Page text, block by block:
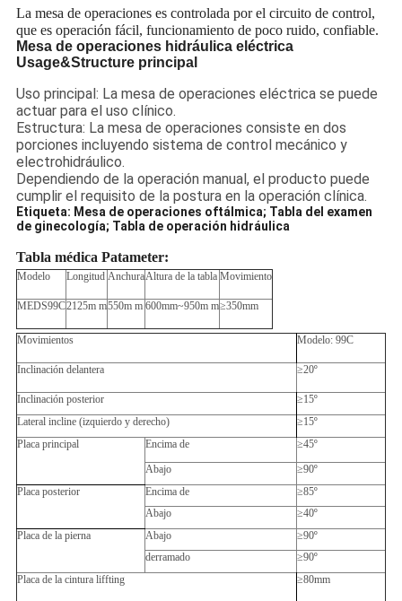
La mesa de operaciones es controlada por el circuito de control,
que es operación fácil, funcionamiento de poco ruido, confiable.
Mesa de operaciones hidráulica eléctrica
Usage&Structure principal
Uso principal: La mesa de operaciones eléctrica se puede
actuar para el uso clínico.
Estructura: La mesa de operaciones consiste en dos
porciones incluyendo sistema de control mecánico y
electrohidráulico.
Dependiendo de la operación manual, el producto puede
cumplir el requisito de la postura en la operación clínica.
Etiqueta: Mesa de operaciones oftálmica; Tabla del examen
de ginecología; Tabla de operación hidráulica
Tabla médica Patameter:
Modelo Longitud AnchuraAltura de la tabla Movimiento
MEDS99C2125m m550m m 600mm~950m m≥350mm
Movimientos Modelo: 99C
Inclinación delantera ≥20º
Inclinación posterior
≥15º
Lateral incline (izquierdo y derecho)
≥15º
Placa principal
Encima de
≥45º
Abajo
≥90º
Placa posterior
Encima de
≥85º
Abajo
≥40º
Placa de la pierna
Abajo
≥90º
derramado
≥90º
Placa de la cintura liffting
≥80mm